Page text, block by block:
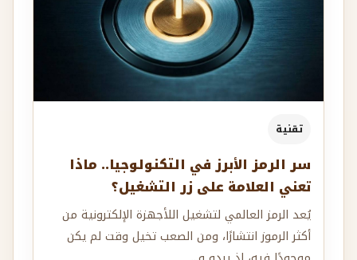
تقنية
سر الرمز الأبرز في التكنولوجيا.. ماذا
تعني العلامة على زر التشغيل؟
يُعد الرمز العالمي لتشغيل اللأجهزة الإلكترونية من
أكثر الرموز انتشارًا، ومن الصعب تخيل وقت لم يكن